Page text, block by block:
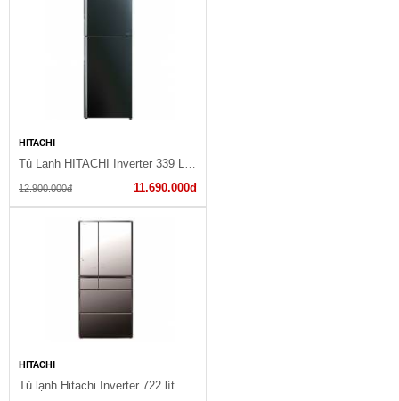
HITACHI
12.900.000đ 11.690.000đ
HITACHI